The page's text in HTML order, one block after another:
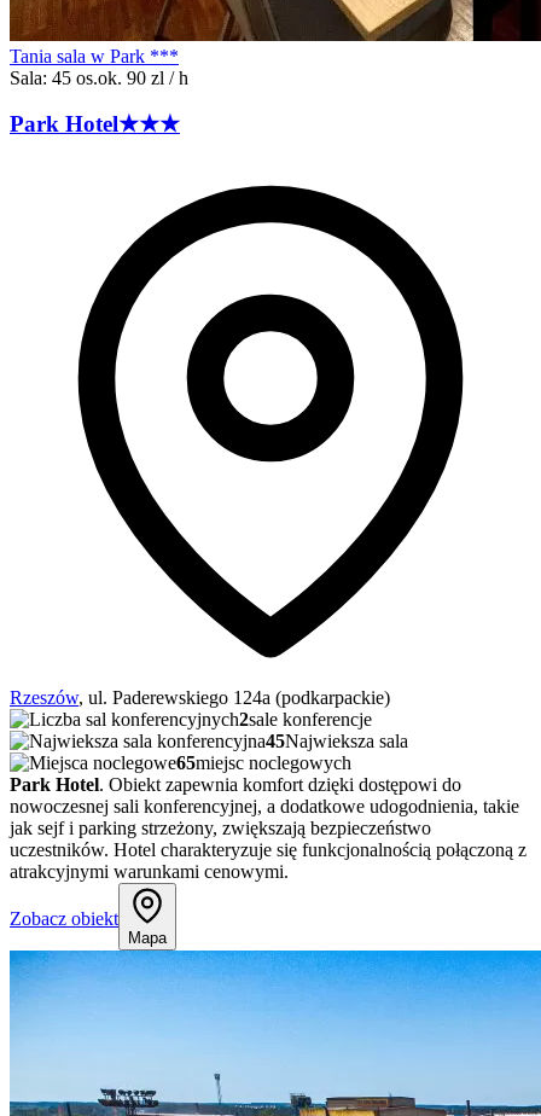
Tania sala w Park ***
Sala: 45 os.ok. 90 zl / h
Park Hotel★★★
Rzeszów, ul. Paderewskiego 124a (podkarpackie)
2sale konferencje
45Najwieksza sala
65miejsc noclegowych
Park Hotel. Obiekt zapewnia komfort dzięki dostępowi do
nowoczesnej sali konferencyjnej, a dodatkowe udogodnienia, takie
jak sejf i parking strzeżony, zwiększają bezpieczeństwo
uczestników. Hotel charakteryzuje się funkcjonalnością połączoną z
atrakcyjnymi warunkami cenowymi.
Zobacz obiekt
Mapa